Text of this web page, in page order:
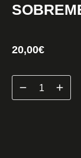
20,00€